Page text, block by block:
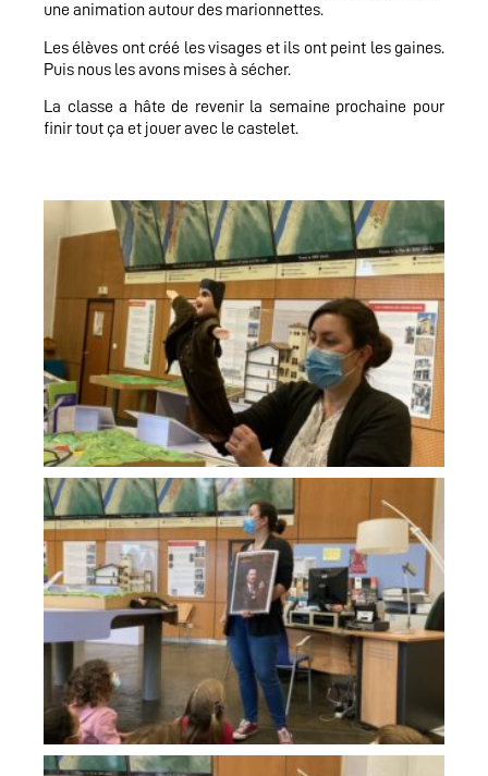
une animation autour des marionnettes.
Les élèves ont créé les visages et ils ont peint les gaines.
Puis nous les avons mises à sécher.
La classe a hâte de revenir la semaine prochaine pour
finir tout ça et jouer avec le castelet.